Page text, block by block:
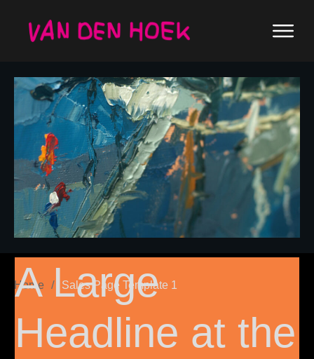
Home / Sales Page Template 1
A Large
Headline at the